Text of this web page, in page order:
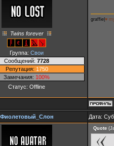
Twins forever
Группа: Свои
Сообщений: 7728
Репутация: 1750
Замечания: 100%
Статус: Offline
graffie| ♥
Фиолетовый_Слон Дата:
Quote(